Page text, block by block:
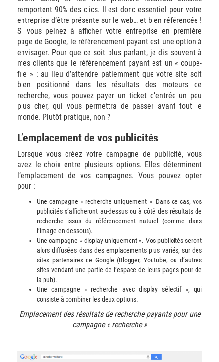
remportent 90% des clics. Il est donc essentiel pour votre
entreprise d’être présente sur le web… et bien référencée !
Si vous peinez à afficher votre entreprise en première
page de Google, le référencement payant est une option à
envisager. Pour que ce soit plus parlant, je dis souvent à
mes clients que le référencement payant est un « coupe-
file » : au lieu d’attendre patiemment que votre site soit
bien positionné dans les résultats des moteurs de
recherche, vous pouvez payer un ticket d’entrée un peu
plus cher, qui vous permettra de passer avant tout le
monde. Plutôt pratique, non ?
L’emplacement de vos publicités
Lorsque vous créez votre campagne de publicité, vous
avez le choix entre plusieurs options. Elles déterminent
l’emplacement de vos campagnes. Vous pouvez opter
pour :
Une campagne « recherche uniquement ». Dans ce cas, vos
publicités s’afficheront au-dessus ou à côté des résultats de
recherche issus du référencement naturel (comme dans
l’image en dessous).
Une campagne « display uniquement ». Vos publicités seront
alors diffusées dans des emplacements plus variés, sur des
sites partenaires de Google (Blogger, Youtube, ou d’autres
sites vendant une partie de l’espace de leurs pages pour de
la pub).
Une campagne « recherche avec display sélectif », qui
consiste à combiner les deux options.
Emplacement des résultats de recherche payants pour une
campagne « recherche »